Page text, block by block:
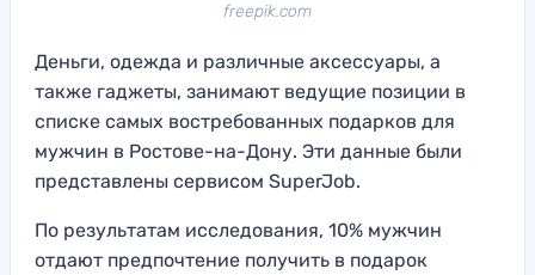
freepik.com
Деньги, одежда и различные аксессуары, а
также гаджеты, занимают ведущие позиции в
списке самых востребованных подарков для
мужчин в Ростове-на-Дону. Эти данные были
представлены сервисом SuperJob.
По результатам исследования, 10% мужчин
отдают предпочтение получить в подарок